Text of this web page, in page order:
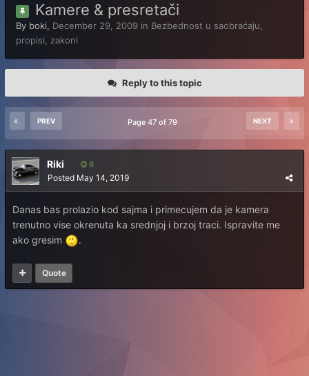
Kamere & presretači
By boki, December 29, 2009 in Bezbednost u saobraćaju,
propisi, zakoni
Reply to this topic
PREV NEXT
Page 47 of 79
Riki 6
Posted May 14, 2019
Danas bas prolazio kod sajma i primecujem da je kamera
trenutno vise okrenuta ka srednjoj i brzoj traci. Ispravite me
ako gresim
.
Quote